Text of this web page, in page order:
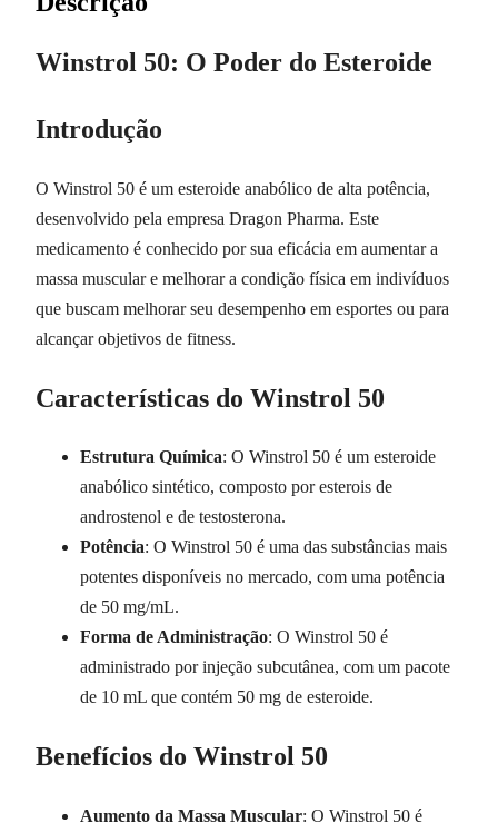
Winstrol 50: O Poder do Esteroide
Introdução
O Winstrol 50 é um esteroide anabólico de alta potência,
desenvolvido pela empresa Dragon Pharma. Este
medicamento é conhecido por sua eficácia em aumentar a
massa muscular e melhorar a condição física em indivíduos
que buscam melhorar seu desempenho em esportes ou para
alcançar objetivos de fitness.
Características do Winstrol 50
Estrutura Química: O Winstrol 50 é um esteroide
anabólico sintético, composto por esterois de
androstenol e de testosterona.
Potência: O Winstrol 50 é uma das substâncias mais
potentes disponíveis no mercado, com uma potência
de 50 mg/mL.
Forma de Administração: O Winstrol 50 é
administrado por injeção subcutânea, com um pacote
de 10 mL que contém 50 mg de esteroide.
Benefícios do Winstrol 50
Aumento da Massa Muscular: O Winstrol 50 é